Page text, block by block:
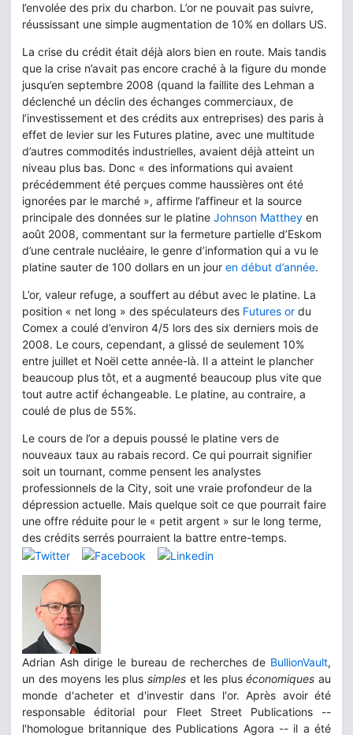
l’envolée des prix du charbon. L’or ne pouvait pas suivre,
réussissant une simple augmentation de 10% en dollars US.
La crise du crédit était déjà alors bien en route. Mais tandis
que la crise n’avait pas encore craché à la figure du monde
jusqu’en septembre 2008 (quand la faillite des Lehman a
déclenché un déclin des échanges commerciaux, de
l’investissement et des crédits aux entreprises) des paris à
effet de levier sur les Futures platine, avec une multitude
d’autres commodités industrielles, avaient déjà atteint un
niveau plus bas. Donc « des informations qui avaient
précédemment été perçues comme haussières ont été
ignorées par le marché », affirme l’affineur et la source
principale des données sur le platine Johnson Matthey en
août 2008, commentant sur la fermeture partielle d’Eskom
d’une centrale nucléaire, le genre d’information qui a vu le
platine sauter de 100 dollars en un jour en début d’année.
L’or, valeur refuge, a souffert au début avec le platine. La
position « net long » des spéculateurs des Futures or du
Comex a coulé d’environ 4/5 lors des six derniers mois de
2008. Le cours, cependant, a glissé de seulement 10%
entre juillet et Noël cette année-là. Il a atteint le plancher
beaucoup plus tôt, et a augmenté beaucoup plus vite que
tout autre actif échangeable. Le platine, au contraire, a
coulé de plus de 55%.
Le cours de l’or a depuis poussé le platine vers de
nouveaux taux au rabais record. Ce qui pourrait signifier
soit un tournant, comme pensent les analystes
professionnels de la City, soit une vraie profondeur de la
dépression actuelle. Mais quelque soit ce que pourrait faire
une offre réduite pour le « petit argent » sur le long terme,
des crédits serrés pourraient la battre entre-temps.
Adrian Ash dirige le bureau de recherches de BullionVault,
un des moyens les plus simples et les pluséconomiquesau
monde d'acheter et d'investir dans l'or. Après avoir été
responsable éditorial pour Fleet Street Publications --
l'homologue britannique des Publications Agora -- il a été